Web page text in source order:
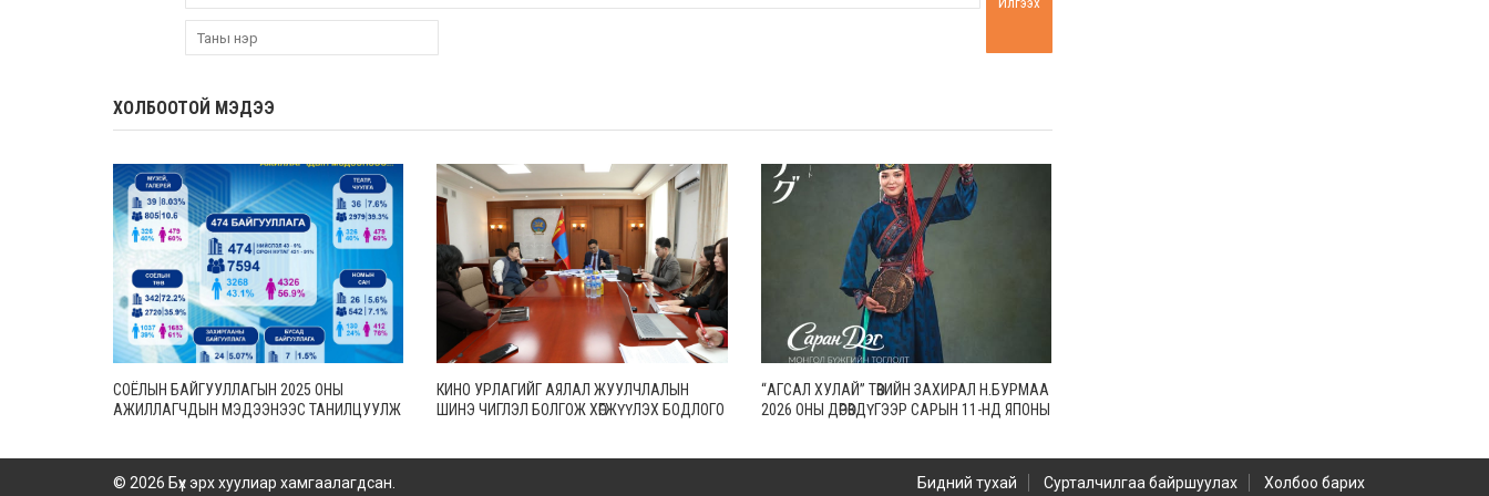
ХОЛБООТОЙ МЭДЭЭ
СОЁЛЫН БАЙГУУЛЛАГЫН 2025 ОНЫ
АЖИЛЛАГЧДЫН МЭДЭЭНЭЭС ТАНИЛЦУУЛЖ
КИНО УРЛАГИЙГ АЯЛАЛ ЖУУЛЧЛАЛЫН
ШИНЭ ЧИГЛЭЛ БОЛГОЖ ХӨГЖҮҮЛЭХ БОДЛОГО
“АГСАЛ ХУЛАЙ” ТӨВИЙН ЗАХИРАЛ Н.БУРМАА
2026 ОНЫ ДӨРӨВДҮГЭЭР САРЫН 11-НД ЯПОНЫ
© 2026 Бүх эрх хуулиар хамгаалагдсан. Бидний тухай Сурталчилгаа байршуулах Холбоо барих